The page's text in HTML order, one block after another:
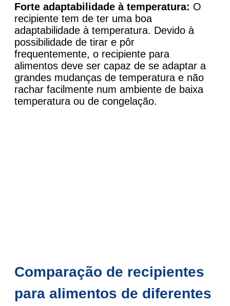
Forte adaptabilidade à temperatura: O
recipiente tem de ter uma boa
adaptabilidade à temperatura. Devido à
possibilidade de tirar e pôr
frequentemente, o recipiente para
alimentos deve ser capaz de se adaptar a
grandes mudanças de temperatura e não
rachar facilmente num ambiente de baixa
temperatura ou de congelação.
Comparação de recipientes
para alimentos de diferentes